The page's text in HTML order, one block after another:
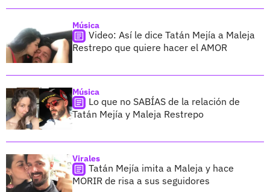
Música
Video: Así le dice Tatán Mejía a Maleja
Restrepo que quiere hacer el AMOR
Música
Lo que no SABÍAS de la relación de
Tatán Mejía y Maleja Restrepo
Virales
Tatán Mejía imita a Maleja y hace
MORIR de risa a sus seguidores